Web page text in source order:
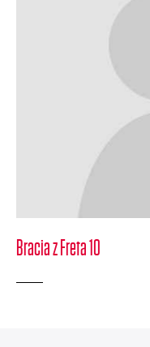
Bracia z Freta 10